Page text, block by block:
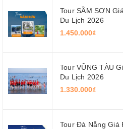
Tour SẦM SƠN
Du Lịch 2026
1.450.000₫
Tour VŨNG TÀU
Du Lịch 2026
1.330.000₫
Tour Đà Nẵng Giá